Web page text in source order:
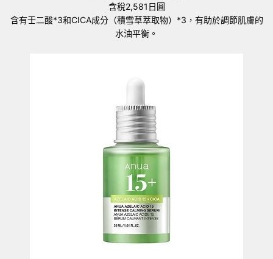
含稅2,581日圓
含有壬二酸*3和CICA成分（積雪草萃取物）*3，有助於調節肌膚的
水油平衡。